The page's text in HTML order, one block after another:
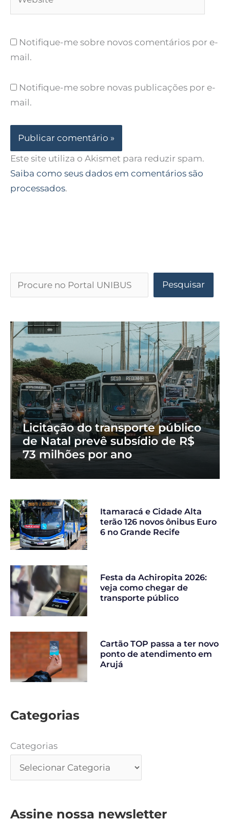
Notifique-me sobre novos comentários por e-
mail.
Notifique-me sobre novas publicações por e-
mail.
Este site utiliza o Akismet para reduzir spam.
Saiba como seus dados em comentários são
processados.
Pesquisar
Licitação do transporte público
de Natal prevê subsídio de R$
73 milhões por ano
Itamaracá e Cidade Alta
terão 126 novos ônibus Euro
6 no Grande Recife
Festa da Achiropita 2026:
veja como chegar de
transporte público
Cartão TOP passa a ter novo
ponto de atendimento em
Arujá
Categorias
Categorias
Assine nossa newsletter